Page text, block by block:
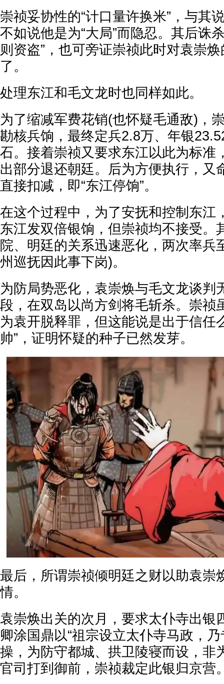
崇祯妥协性的“计口量许换米”，与其
不如说他是为“大局”而隐忍。其后诛
则资盗”，也可旁证崇祯此时对袁崇
了。
处理东江和毛文龙时也同样如此。
为了缩减军费花销(也怀疑毛通敌)，
勘核兵饷，最终定兵2.8万、年银
石。接着崇祯又要求东江以此为标准
出部分退还朝廷。后为方便执行，又
直接扣减，即“东江停饷”。
在这个过程中，为了安抚和控制东江
东江发双倍银饷，但崇祯均不接受。
院、明廷的关系迅速恶化，两次率兵
州巡抚因此事下岗)。
为防局势恶化，袁崇焕与毛文龙谈判
段，在双岛以尚方剑将毛斩杀。崇祯
为袁开脱释罪，但这能说是出于信任
帅”，证明怀疑的种子已然发芽。
最后，所谓崇祯倾明廷之财以助袁崇
情。
袁崇焕出关的次月，要求太仆寺出银
卿涂国鼎以“祖宗设立太仆寺马政，
操，为防守都城、拱卫陵寝而设，非
官司打到御前，崇祯裁定此银归京营